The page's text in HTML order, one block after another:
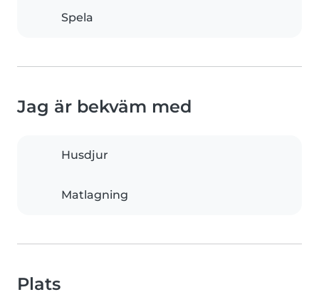
Spela
Jag är bekväm med
Husdjur
Matlagning
Plats